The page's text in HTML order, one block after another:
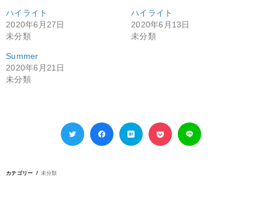
ハイライト
2020年6月27日
未分類
ハイライト
2020年6月13日
未分類
Summer
2020年6月21日
未分類
カテゴリー 未分類